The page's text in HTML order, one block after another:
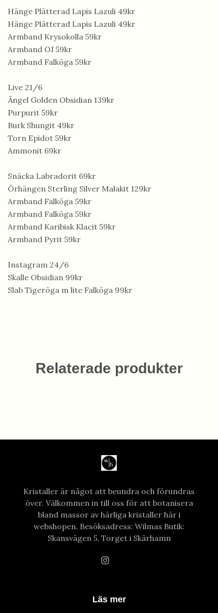
Hänge Plätterad Lapis Lazuli 49kr
Hänge Plätterad Lapis Lazuli 49kr
Armband Krysokolla 59kr
Armband OJ 59kr
Armband Falköga 59kr
Live 21/6
Ängel Golden Obsidian 139kr
Purpurit 59kr
Burk Shungit 49kr
Torn Epidot 59kr
Ammonit 69kr
Snäcka Labradorit 69kr
Örhängen Sterling Silver Malakit 129kr
Armband Falköga 59kr
Armband Falköga 59kr
Armband Karibisk Klacit 59kr
Armband Pyrit 59kr
Instagram 24/6
Skalle Obsidian 99kr
Slab Tigeröga m lite Falköga 99kr
Relaterade produkter
Kristaller är något att beundra och förundras
över. Välkommen in till oss för att botanisera
bland massor av härliga kristaller här i
webshopen. Besöksadress: Wilmas Butik:
Skansvägen 5, Torget i Skärhamn
Läs mer